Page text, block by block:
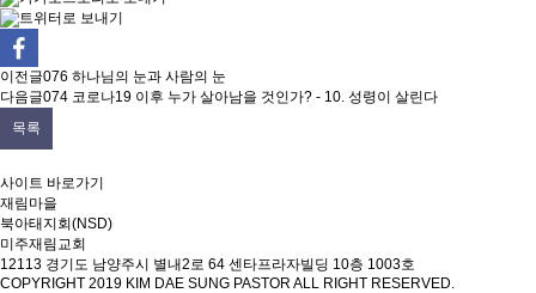
이전글076 하나님의 눈과 사람의 눈
다음글074 코로나19 이후 누가 살아남을 것인가? - 10. 성령이 살린다
목록
사이트 바로가기
재림마을
북아태지회(NSD)
미주재림교회
12113 경기도 남양주시 별내2로 64 센타프라자빌딩 10층 1003호
COPYRIGHT 2019 KIM DAE SUNG PASTOR ALL RIGHT RESERVED.